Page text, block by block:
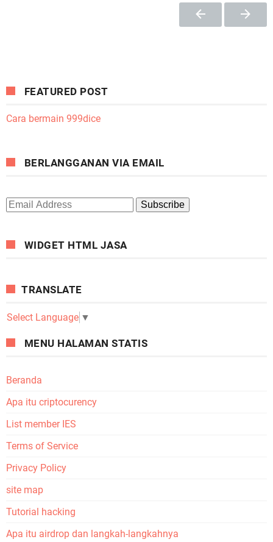
FEATURED POST
Cara bermain 999dice
BERLANGGANAN VIA EMAIL
WIDGET HTML JASA
TRANSLATE
Select Language ▼
MENU HALAMAN STATIS
Beranda
Apa itu criptocurency
List member IES
Terms of Service
Privacy Policy
site map
Tutorial hacking
Apa itu airdrop dan langkah-langkahnya